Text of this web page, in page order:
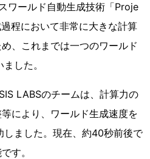
ワールド自動生成技術「Proje
程において非常に大きな計算
、これまでは一つのワールド
した。
LABSのチームは、計算力の
により、ワールド生成速度を
ました。現在、約40秒前後で
す。